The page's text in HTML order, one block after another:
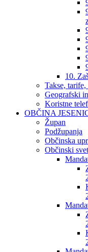
10.
Takse,
Geografski
Koristne
OBČINA
Župan
Podžupanja
Občinska
Občinski svet